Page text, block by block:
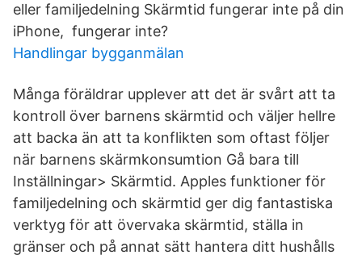
eller familjedelning Skärmtid fungerar inte på din
iPhone, fungerar inte?
Handlingar bygganmälan
Många föräldrar upplever att det är svårt att ta
kontroll över barnens skärmtid och väljer hellre
att backa än att ta konflikten som oftast följer
när barnens skärmkonsumtion Gå bara till
Inställningar> Skärmtid. Apples funktioner för
familjedelning och skärmtid ger dig fantastiska
verktyg för att övervaka skärmtid, ställa in
gränser och på annat sätt hantera ditt hushålls